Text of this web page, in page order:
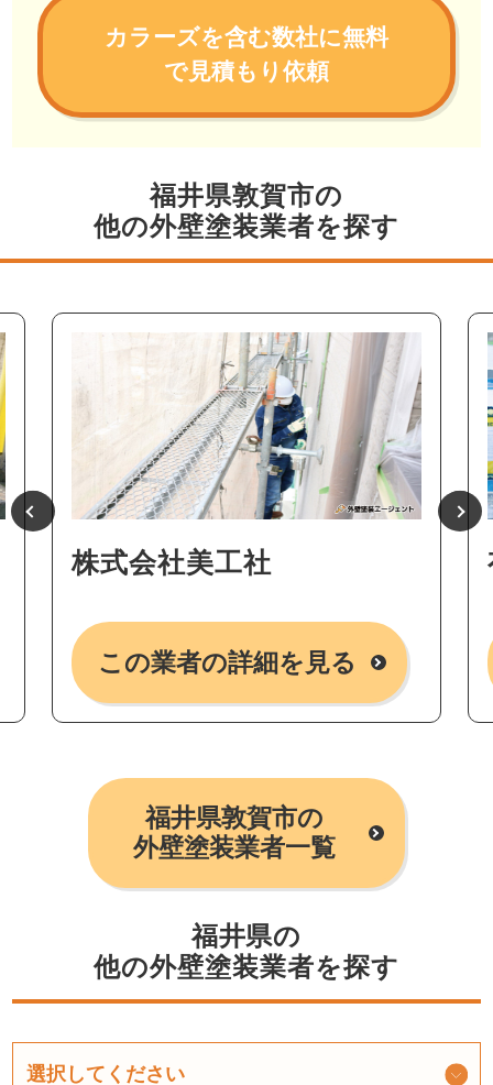
カラーズを含む数社に無料
で見積もり依頼
福井県敦賀市の
他の外壁塗装業者を探す
株式会社美工社
この業者の詳細を見る
福井県敦賀市の
外壁塗装業者一覧
福井県の
他の外壁塗装業者を探す